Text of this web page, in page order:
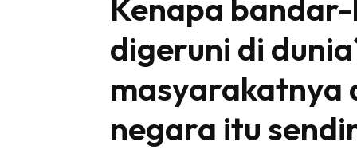
Kenapa
digeruni di
masyarakatnya
negara itu